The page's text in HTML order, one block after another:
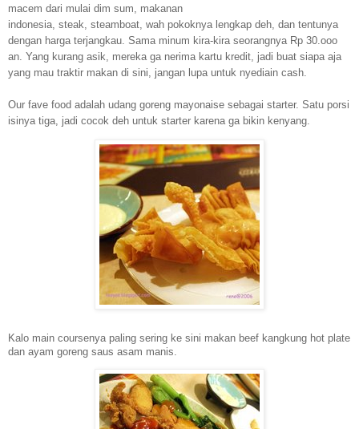
macem dari mulai dim sum, makanan
indonesia, steak, steamboat, wah pokoknya lengkap deh, dan tentunya
dengan harga terjangkau. Sama minum kira-kira seorangnya Rp 30.ooo
an. Yang kurang asik, mereka ga nerima kartu kredit, jadi buat siapa aja
yang mau traktir makan di sini, jangan lupa untuk nyediain cash.
Our fave food adalah udang goreng mayonaise sebagai starter. Satu porsi
isinya tiga, jadi cocok deh untuk starter karena ga bikin kenyang.
Kalo main coursenya paling sering ke sini makan beef kangkung hot plate
dan ayam goreng saus asam manis.